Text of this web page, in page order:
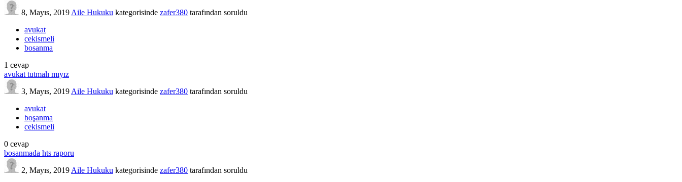
8, Mayıs, 2019 Aile Hukuku kategorisinde zafer380 tarafından soruldu
avukat
cekismeli
bosanma
1 cevap
avukat tutmalı mıyız
3, Mayıs, 2019 Aile Hukuku kategorisinde zafer380 tarafından soruldu
avukat
boşanma
cekismeli
0 cevap
bosanmada hts raporu
2, Mayıs, 2019 Aile Hukuku kategorisinde zafer380 tarafından soruldu